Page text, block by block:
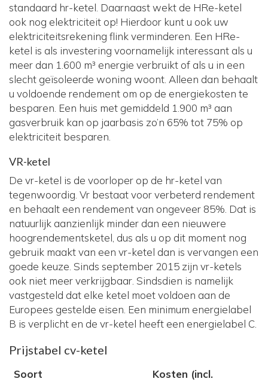
standaard hr-ketel. Daarnaast wekt de HRe-ketel
ook nog elektriciteit op! Hierdoor kunt u ook uw
elektriciteitsrekening flink verminderen. Een HRe-
ketel is als investering voornamelijk interessant als u
meer dan 1.600 m³ energie verbruikt of als u in een
slecht geïsoleerde woning woont. Alleen dan behaalt
u voldoende rendement om op de energiekosten te
besparen. Een huis met gemiddeld 1.900 m³ aan
gasverbruik kan op jaarbasis zo’n 65% tot 75% op
elektriciteit besparen.
VR-ketel
De vr-ketel is de voorloper op de hr-ketel van
tegenwoordig. Vr bestaat voor verbeterd rendement
en behaalt een rendement van ongeveer 85%. Dat is
natuurlijk aanzienlijk minder dan een nieuwere
hoogrendementsketel, dus als u op dit moment nog
gebruik maakt van een vr-ketel dan is vervangen een
goede keuze. Sinds september 2015 zijn vr-ketels
ook niet meer verkrijgbaar. Sindsdien is namelijk
vastgesteld dat elke ketel moet voldoen aan de
Europees gestelde eisen. Een minimum energielabel
B is verplicht en de vr-ketel heeft een energielabel C.
Prijstabel cv-ketel
Soort
Kosten (incl.